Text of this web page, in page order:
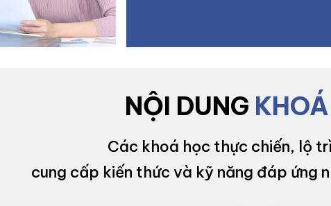
NỘI DUNG
Các khoá học thực chiến, lộ
cung cấp kiến thức và kỹ năng đáp ứng